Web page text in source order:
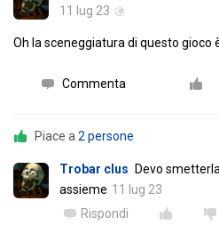
11 lug 23
Oh la sceneggiatura di questo gioco
Commenta
Piace a 2 persone
Trobar clus Devo
assieme 11 lug 23
Rispondi